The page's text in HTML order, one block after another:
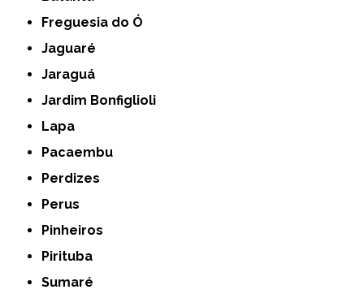
Freguesia do Ó
Jaguaré
Jaraguá
Jardim Bonfiglioli
Lapa
Pacaembu
Perdizes
Perus
Pinheiros
Pirituba
Sumaré